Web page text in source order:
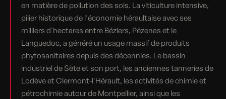
en matière de pollution des sols. La viticulture intensive,
pilier historique de l'économie héraultaise avec ses
milliers d'hectares entre Béziers, Pézenas et le
Languedoc, a généré un usage massif de produits
phytosanitaires depuis des décennies. Le bassin
industriel de Sète et son port, les anciennes tanneries de
Lodève et Clermont-l'Hérault, les activités de chimie et
pétrochimie autour de Montpellier, ainsi que les